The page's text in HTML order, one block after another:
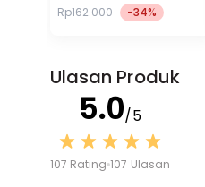
Rp162.000 -34%
Ulasan Produk
5.0/5
107 Rating 107 Ulasan